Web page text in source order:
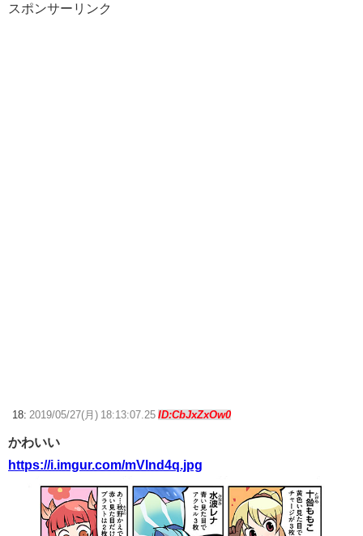
スポンサーリンク
18: 2019/05/27(月) 18:13:07.25 ID:CbJxZxOw0
かわいい
https://i.imgur.com/mVlnd4q.jpg